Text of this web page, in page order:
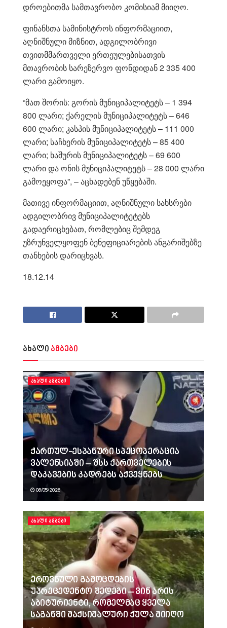
დროებითმა სამთავრობო კომისიამ მიიღო.
ფინანსთა სამინისტროს ინფორმაციით,
აღნიშნული მიზნით, ადგილობრივი
თვითმმართველი ერთეულებისათვის
მთავრობის სარეზერვო ფონდიდან 2 335 400
ლარი გამოიყო.
“მათ შორის: გორის მუნიციპალიტეტს – 1 394
800 ლარი; ქარელის მუნიციპალიტეტს – 646
600 ლარი; კასპის მუნიციპალიტეტს – 111 000
ლარი; საჩხერის მუნიციპალიტეტს – 85 400
ლარი; ხაშურის მუნიციპალიტეტს – 69 600
ლარი და ონის მუნიციპალიტეტს – 28 000 ლარი
გამოეყოფა”, – აცხადებენ უწყებაში.
მათივე ინფორმაციით, აღნიშნული სახსრები
ადგილობრივ მუნიციპალიტეტებს
გადაერიცხებათ, რომლებიც შემდეგ
უზრუნველყოფენ ბენეფიციარების ანგარიშებზე
თანხების დარიცხვას.
18.12.14
ახალი ამბები
ᲐᲮᲐᲚᲘ ᲐᲛᲑᲔᲑᲘ
ქართულ-ესპანური სპეცოპერაცია
ვალენსიაში – შსს ქართველების
დაკავების კადრებს აქვეყნებს
08/05/2026
ᲐᲮᲐᲚᲘ ᲐᲛᲑᲔᲑᲘ
ეროვნული გამოცდების
უპრეცედენტო შედეგი – ვინ არის
აბიტურიენტი, რომელმაც ყველა
საგანში მაქსიმალური ქულა მიიღო